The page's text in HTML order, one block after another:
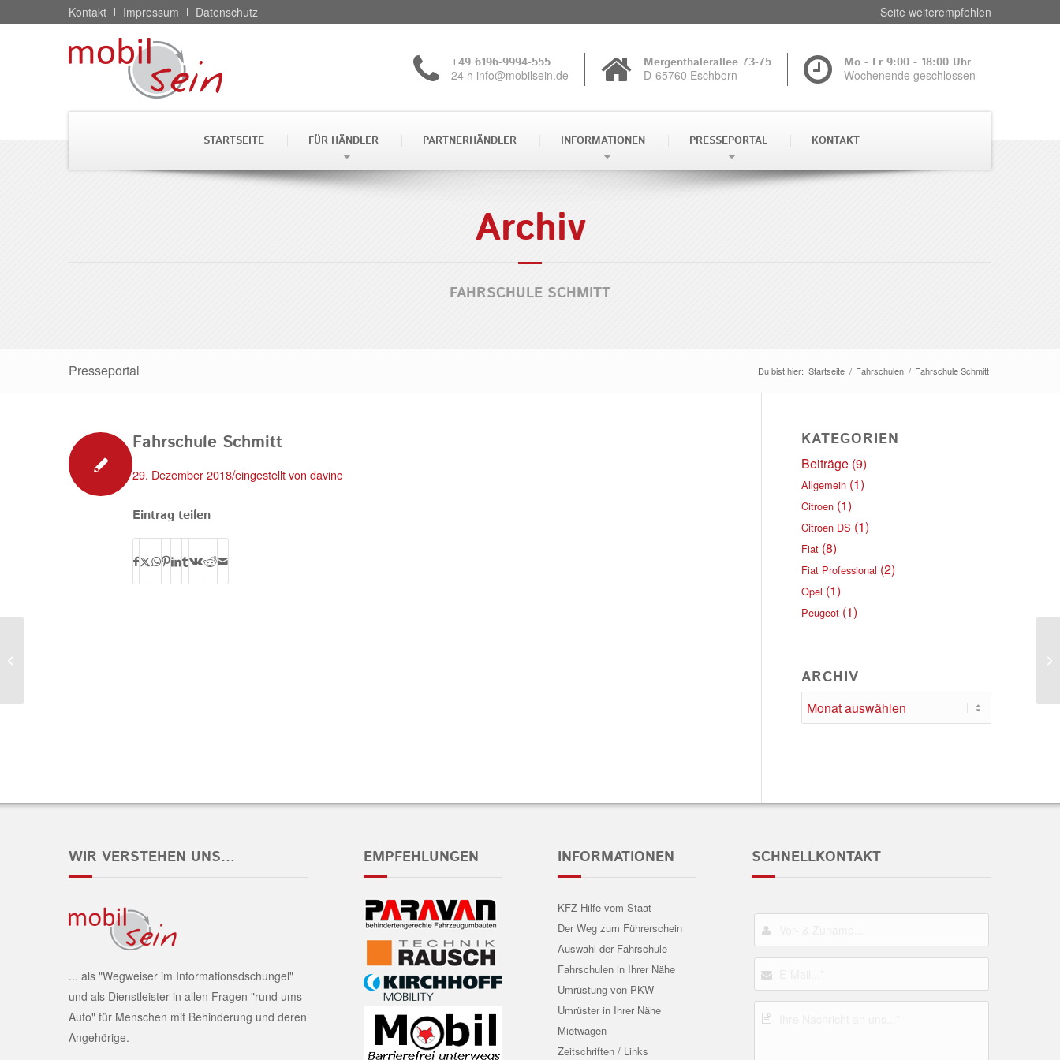
Kontakt Impressum Datenschutz Seite weiterempfehlen
+49 6196-9994-555
24 h info@mobilsein.de
Mergenthalerallee 73-75
D-65760 Eschborn
Mo - Fr 9:00 - 18:00 Uhr
Wochenende geschlossen
STARTSEITE FÜR HÄNDLER PARTNERHÄNDLER INFORMATIONEN PRESSEPORTAL KONTAKT
Archiv
FAHRSCHULE SCHMITT
Presseportal Du bist hier: Startseite / Fahrschulen / Fahrschule Schmitt
Fahrschule Schmitt
29. Dezember 2018/eingestellt von davinc
Eintrag teilen
KATEGORIEN
Beiträge(9)
Allgemein(1)
Citroen(1)
Citroen DS (1)
Fiat(8)
Fiat Professional (2)
Opel (1)
Peugeot(1)
ARCHIV
WIR VERSTEHEN UNS…
... als "Wegweiser im Informationsdschungel"
und als Dienstleister in allen Fragen "rund ums
Auto" für Menschen mit Behinderung und deren
Angehörige.
EMPFEHLUNGEN INFORMATIONEN
KFZ-Hilfe vom Staat
Der Weg zum Führerschein
Auswahl der Fahrschule
Fahrschulen in Ihrer Nähe
Umrüstung von PKW
Umrüster in Ihrer Nähe
Mietwagen
Zeitschriften / Links
SCHNELLKONTAKT